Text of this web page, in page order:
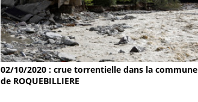
02/10/2020 : crue torrentielle dans la commune
de ROQUEBILLIERE